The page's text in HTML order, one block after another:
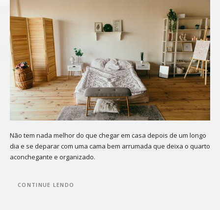
Não tem nada melhor do que chegar em casa depois de um longo
dia e se deparar com uma cama bem arrumada que deixa o quarto
aconchegante e organizado.
CONTINUE LENDO